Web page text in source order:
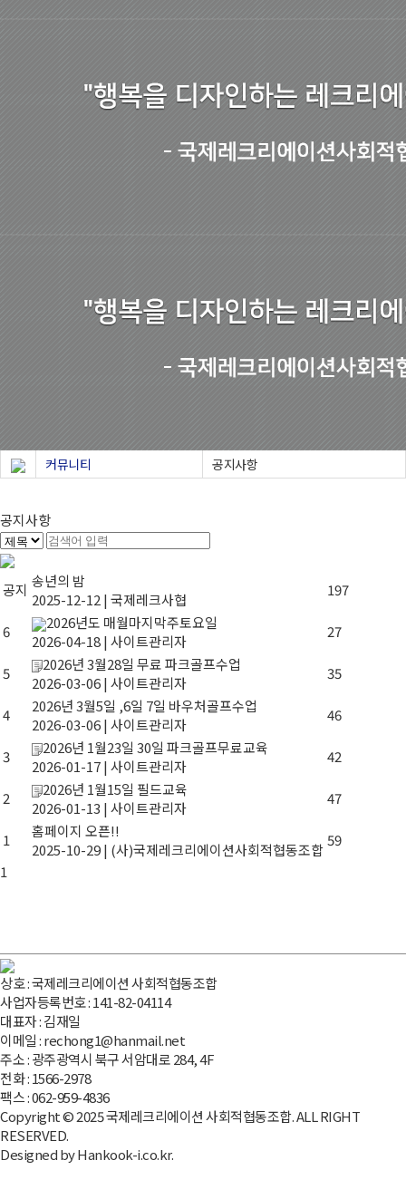
커뮤니티 공지사항
공지사항
공지 송년의 밤
2025-12-12 | 국제레크사협
197
6
2026년도 매월마지막주토요일
2026-04-18 | 사이트관리자
27
5
2026년 3월28일 무료 파크골프수업
2026-03-06 | 사이트관리자
35
4
2026년 3월5일 ,6일 7일 바우처골프수업
2026-03-06 | 사이트관리자
46
3
2026년 1월23일 30일 파크골프무료교육
2026-01-17 | 사이트관리자
42
2
2026년 1월15일 필드교육
2026-01-13 | 사이트관리자
47
1
홈페이지 오픈!!
2025-10-29 | (사)국제레크리에이션사회적협동조합
59
1
상호 : 국제레크리에이션 사회적협동조합
사업자등록번호 : 141-82-04114
대표자 : 김재일
이메일 : rechong1@hanmail.net
주소 : 광주광역시 북구 서암대로 284, 4F
전화 : 1566-2978
팩스 : 062-959-4836
Copyright © 2025 국제레크리에이션 사회적협동조합. ALL RIGHT
RESERVED.
Designed by Hankook-i.co.kr.